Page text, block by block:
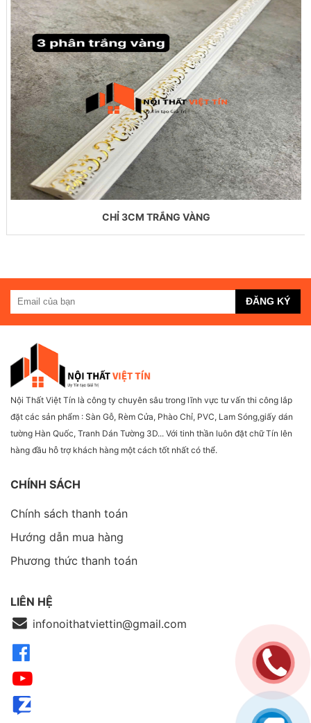
CHỈ 3CM TRẮNG VÀNG
Nội Thất Việt Tín là công ty chuyên sâu trong lĩnh vực tư vấn thi công lắp
đặt các sản phẩm : Sàn Gỗ, Rèm Cửa, Phào Chỉ, PVC, Lam Sóng,giấy dán
tường Hàn Quốc, Tranh Dán Tường 3D... Với tinh thần luôn đặt chữ Tín lên
hàng đầu hỗ trợ khách hàng một cách tốt nhất có thể.
CHÍNH SÁCH
Chính sách thanh toán
Hướng dẫn mua hàng
Phương thức thanh toán
LIÊN HỆ
infonoithatviettin@gmail.com